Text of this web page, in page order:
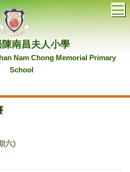
南昌夫人小學
Nam Chong Memorial Primary
School
六)